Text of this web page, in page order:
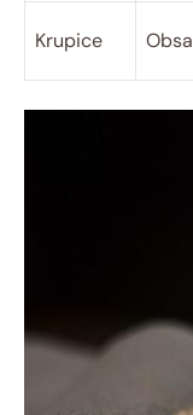
Krupice